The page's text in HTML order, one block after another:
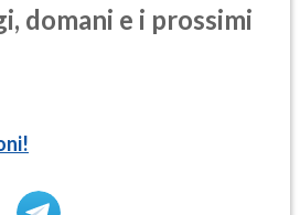
domani e i prossimi